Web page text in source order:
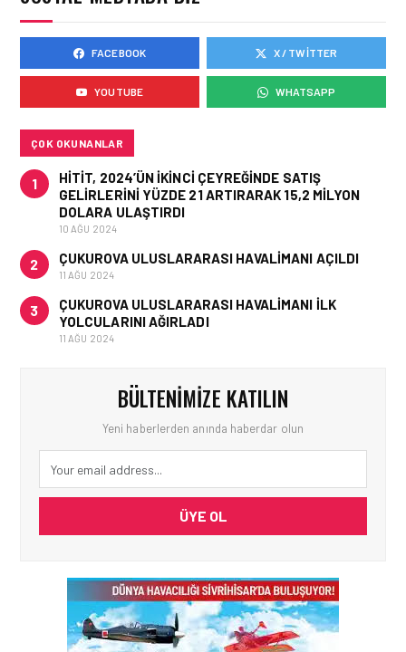
HAVACILIK • 05 AĞU 2026
ÇELEBI HAVACILIK
MACARISTAN’DAN
BUDAPEŞTE GÖNÜLLÜ
FACEBOOK X / TWITTER
YOUTUBE WHATSAPP
ÇOK OKUNANLAR
1
HITIT, 2024’ÜN IKINCI ÇEYREĞINDE SATIŞ
GELIRLERINI YÜZDE 21 ARTIRARAK 15,2 MILYON
DOLARA ULAŞTIRDI
10 AĞU 2024
2 ÇUKUROVA ULUSLARARASI HAVALIMANI AÇILDI
11 AĞU 2024
3
ÇUKUROVA ULUSLARARASI HAVALIMANI İLK
YOLCULARINI AĞIRLADI
11 AĞU 2024
BÜLTENIMIZE KATILIN
Yeni haberlerden anında haberdar olun
ÜYE OL